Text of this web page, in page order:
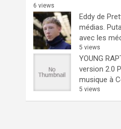
6 views
Eddy de
médias.
avec les
5 views
YOUNG
version 2.0
musique à
5 views